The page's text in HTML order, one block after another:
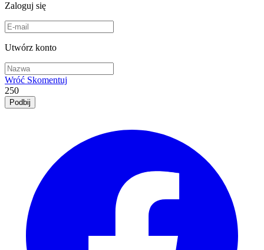
Zaloguj się
Utwórz konto
Wróć Skomentuj
250
Podbij